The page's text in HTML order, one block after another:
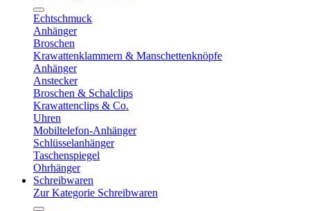
Echtschmuck
Anhänger
Broschen
Krawattenklammern & Manschettenknöpfe
Anhänger
Anstecker
Broschen & Schalclips
Krawattenclips & Co.
Uhren
Mobiltelefon-Anhänger
Schlüsselanhänger
Taschenspiegel
Ohrhänger
Schreibwaren
Zur Kategorie Schreibwaren